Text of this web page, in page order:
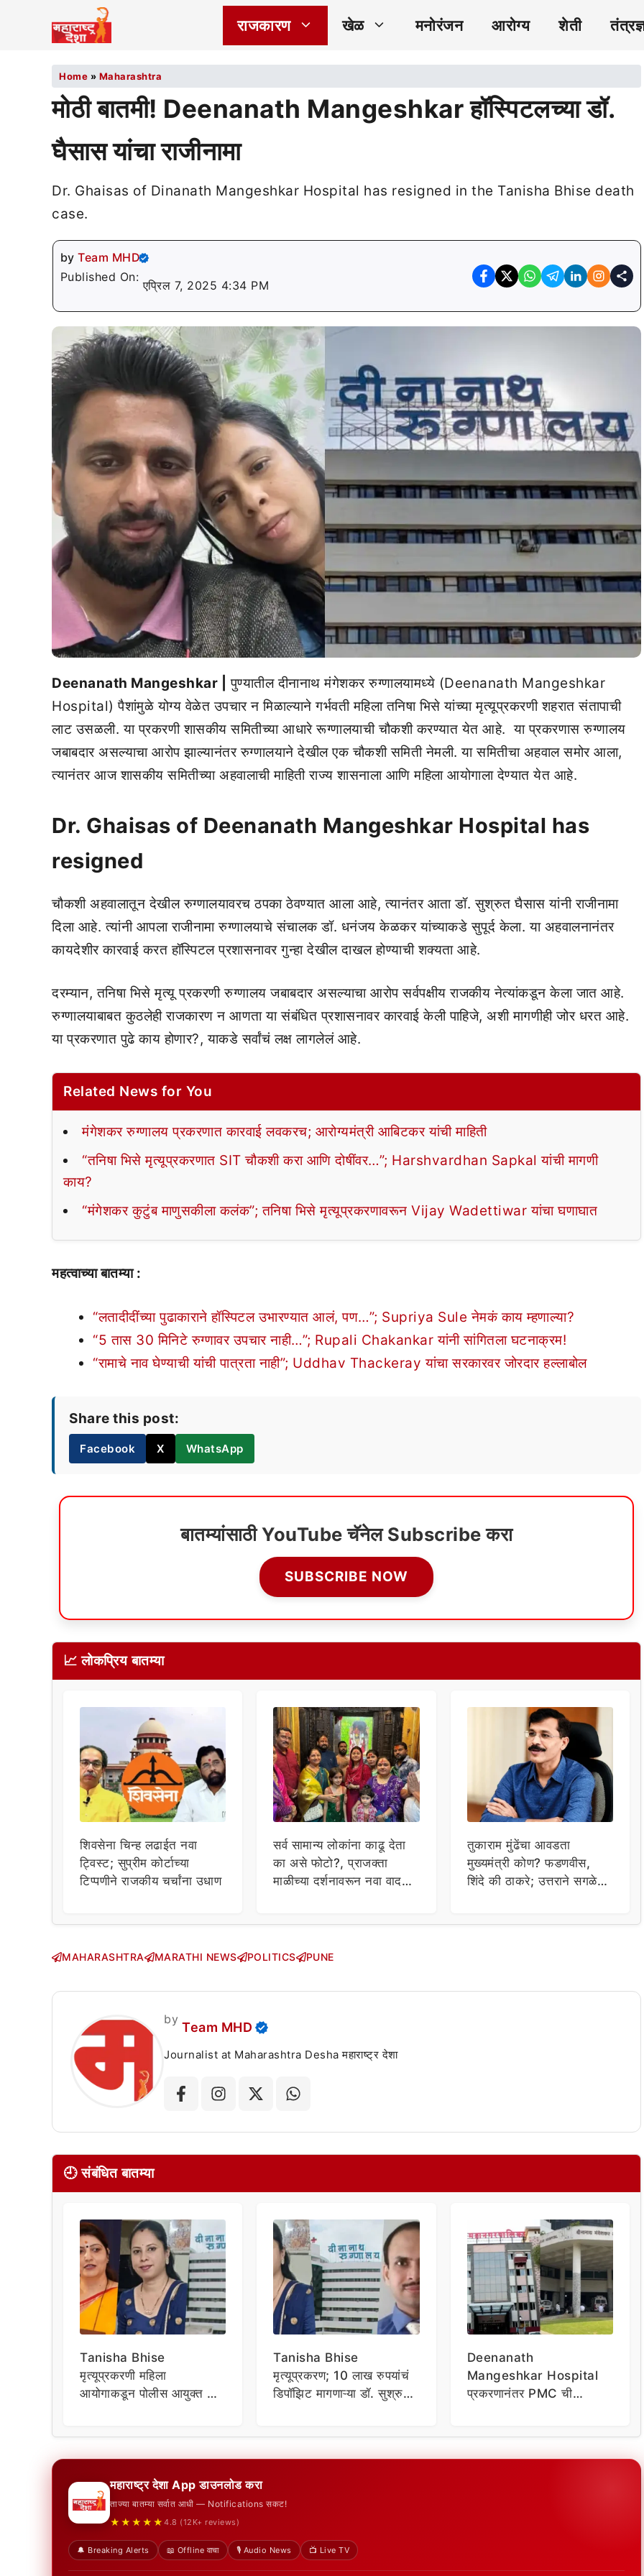
राजकारण खेळ मनोरंजन आरोग्य शेती
Home » Maharashtra
मोठी बातमी! Deenanath Mangeshkar हॉस्पिटलच्या डॉ.
घैसास यांचा राजीनामा
Dr. Ghaisas of Dinanath Mangeshkar Hospital has resigned in the Tanisha Bhise death
case.
by Team MHD
Published On:
एप्रिल 7, 2025 4:34 PM
Deenanath Mangeshkar |
पुण्यातील दीनानाथ मंगेशकर रुग्णालयामध्ये (Deenanath Mangeshkar
Hospital) पैशांमुळे योग्य वेळेत उपचार न मिळाल्याने गर्भवती महिला तनिषा भिसे यांच्या मृत्यूप्रकरणी शहरात संतापाची
लाट उसळली. या प्रकरणी शासकीय समितीच्या आधारे रूग्णालयाची चौकशी करण्यात येत आहे. या प्रकरणास रुग्णालय
जबाबदार असल्याचा आरोप झाल्यानंतर रुग्णालयाने देखील एक चौकशी समिती नेमली. या समितीचा अहवाल समोर आला,
त्यानंतर आज शासकीय समितीच्या अहवालाची माहिती राज्य शासनाला आणि महिला आयोगाला देण्यात येत आहे.
Dr. Ghaisas of Deenanath Mangeshkar Hospital has
resigned
चौकशी अहवालातून देखील रुग्णालयावरच ठपका ठेवण्यात आला आहे, त्यानंतर आता डॉ. सुश्रुत घैसास यांनी राजीनामा
दिला आहे. त्यांनी आपला राजीनामा रुग्णालयाचे संचालक डॉ. धनंजय केळकर यांच्याकडे सुपूर्द केला. या अहवालनानंतर
कायदेशीर कारवाई करत हॉस्पिटल प्रशासनावर गुन्हा देखील दाखल होण्याची शक्यता आहे.
दरम्यान, तनिषा भिसे मृत्यू प्रकरणी रुग्णालय जबाबदार असल्याचा आरोप सर्वपक्षीय राजकीय नेत्यांकडून केला जात आहे.
रुग्णालयाबाबत कुठलेही राजकारण न आणता या संबंधित प्रशासनावर कारवाई केली पाहिजे, अशी मागणीही जोर धरत आहे.
या प्रकरणात पुढे काय होणार?, याकडे सर्वांचं लक्ष लागलेलं आहे.
Related News for You
मंगेशकर रुग्णालय प्रकरणात कारवाई लवकरच; आरोग्यमंत्री आबिटकर यांची माहिती
“तनिषा भिसे मृत्यूप्रकरणात SIT चौकशी करा आणि दोषींवर…”; Harshvardhan Sapkal यांची मागणी
काय?
“मंगेशकर कुटुंब माणुसकीला कलंक”; तनिषा भिसे मृत्यूप्रकरणावरून Vijay Wadettiwar यांचा घणाघात
महत्वाच्या बातम्या :
“लतादीदींच्या पुढाकाराने हॉस्पिटल उभारण्यात आलं, पण…”; Supriya Sule नेमकं काय म्हणाल्या?
“5 तास 30 मिनिटे रुग्णावर उपचार नाही…”; Rupali Chakankar यांनी सांगितला घटनाक्रम!
“रामाचे नाव घेण्याची यांची पात्रता नाही”; Uddhav Thackeray यांचा सरकारवर जोरदार हल्लाबोल
Share this post:
Facebook X WhatsApp
बातम्यांसाठी YouTube चॅनेल Subscribe करा
SUBSCRIBE NOW
📈 लोकप्रिय बातम्या
शिवसेना चिन्ह लढाईत नवा
ट्विस्ट; सुप्रीम कोर्टाच्या
टिप्पणीने राजकीय चर्चांना उधाण
सर्व सामान्य लोकांना काढू देता
का असे फोटो?, प्राजक्ता
माळीच्या दर्शनावरून नवा वाद;
तुकाराम मुंढेंचा आवडता
मुख्यमंत्री कोण? फडणवीस,
शिंदे की ठाकरे; उत्तराने सगळेच
MAHARASHTRA MARATHI NEWS POLITICS PUNE
by
Team MHD
Journalist at Maharashtra Desha महाराष्ट्र देशा
🕘 संबंधित बातम्या
Tanisha Bhise
मृत्यूप्रकरणी महिला
आयोगाकडून पोलीस आयुक्त व
Tanisha Bhise
मृत्यूप्रकरण; 10 लाख रुपयांचं
डिपॉझिट मागणाऱ्या डॉ. सुश्रुत
Deenanath
Mangeshkar Hospital
प्रकरणानंतर PMC ची
महाराष्ट्र देशा App डाउनलोड करा
ताज्या बातम्या सर्वात आधी — Notifications सकट!
★★★★★ 4.8 (12K+ reviews)
🔔 Breaking Alerts 📖 Offline वाचा 🎙️ Audio News 📺 Live TV